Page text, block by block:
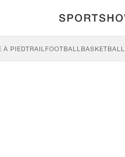
À PIEDTRAILFOOTBALLBASKETBALL